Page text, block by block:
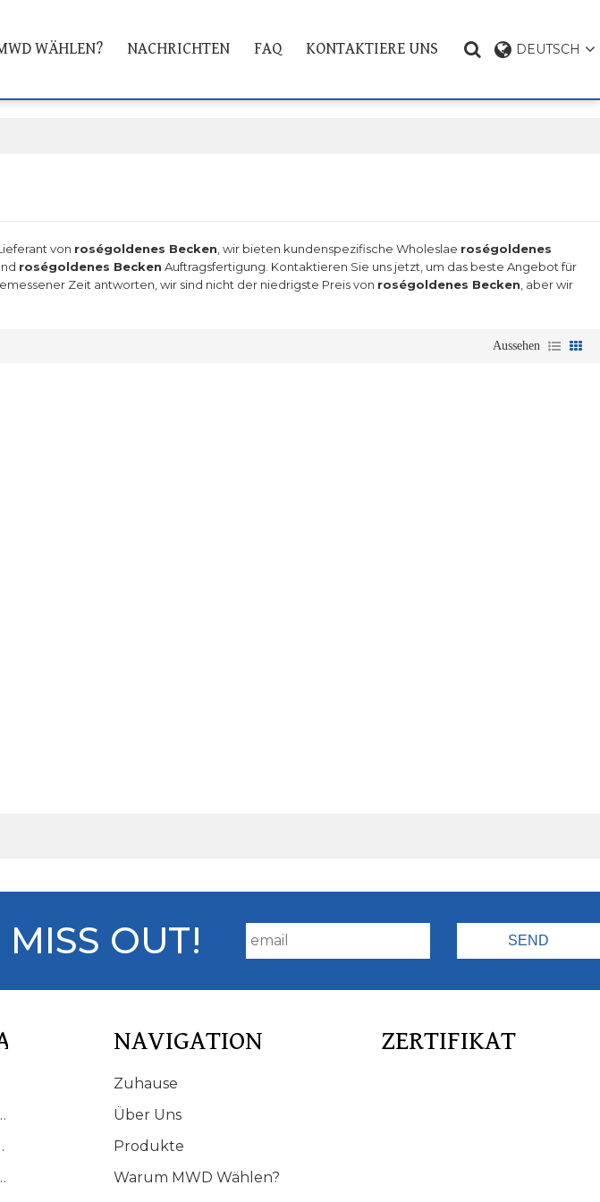
WÄHLEN? NACHRICHTEN FAQ
KONTAKTIERE UNS
DEUTSCH
von roségoldenes Becken , wir bieten kundenspezifische Wholeslae roségoldenes
roségoldenes Becken Auftragsfertigung. Kontaktieren Sie uns jetzt, um das beste Angebot für
Zeit antworten, wir sind nicht der niedrigste Preis von roségoldenes Becken , aber wir
Aussehen
OUT!
NAVIGATION
Zuhause
Über Uns
Produkte
Warum MWD Wählen?
ZERTIFIKAT